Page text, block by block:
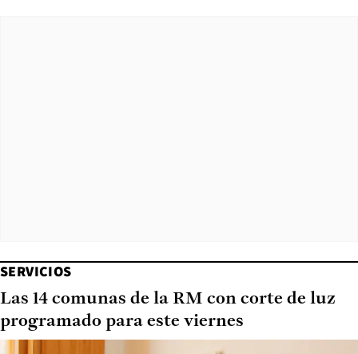
SERVICIOS
Las 14 comunas de la RM con corte de luz
programado para este viernes